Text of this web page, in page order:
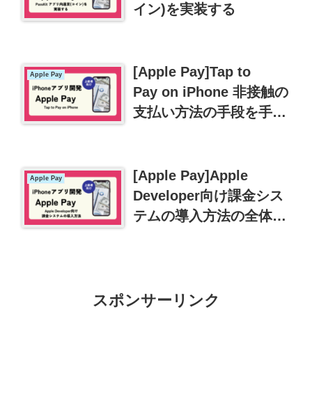
イン)を実装する
Apple Pay
[Apple Pay]Tap to
Pay on iPhone 非接触の
支払い方法の手段を手に
Apple Pay
[Apple Pay]Apple
Developer向け課金シス
テムの導入方法の全体像
スポンサーリンク